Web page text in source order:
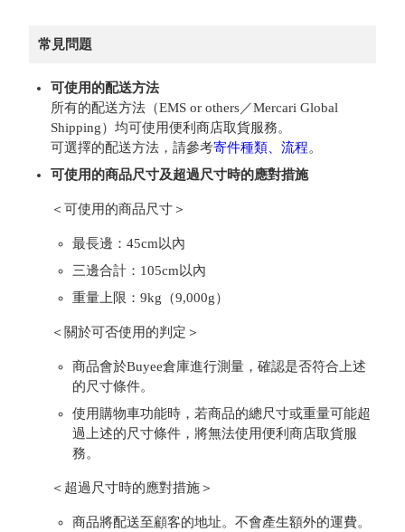
常見問題
可使用的配送方法
所有的配送方法（EMS or others／Mercari Global
Shipping）均可使用便利商店取貨服務。
可選擇的配送方法，請參考寄件種類、流程。
可使用的商品尺寸及超過尺寸時的應對措施
＜可使用的商品尺寸＞
最長邊：45cm以內
三邊合計：105cm以內
重量上限：9kg（9,000g）
＜關於可否使用的判定＞
商品會於Buyee倉庫進行測量，確認是否符合上述
的尺寸條件。
使用購物車功能時，若商品的總尺寸或重量可能超
過上述的尺寸條件，將無法使用便利商店取貨服
務。
＜超過尺寸時的應對措施＞
商品將配送至顧客的地址。不會產生額外的運費。